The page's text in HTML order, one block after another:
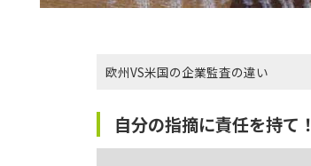
欧州VS米国の企業監査の違い
自分の指摘に責任を持て！